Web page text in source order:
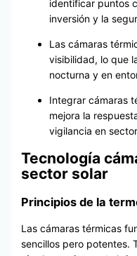
identificar puntos
inversión y la
Las cámaras
visibilidad, lo que
nocturna y en
Integrar cámaras
mejora la
vigilancia en
Tecnología
sector solar
Principios de la
Las cámaras térmicas
sencillos pero potentes.